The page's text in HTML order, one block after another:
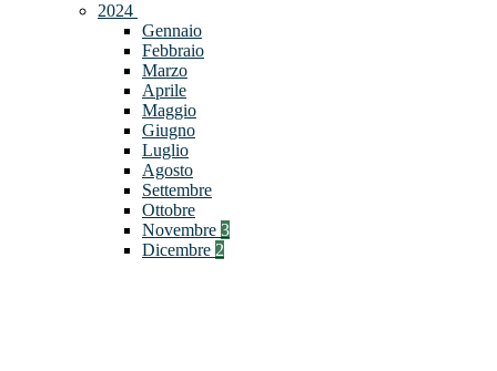
2024
Gennaio
Febbraio
Marzo
Aprile
Maggio
Giugno
Luglio
Agosto
Settembre
Ottobre
Novembre 3
Dicembre 2